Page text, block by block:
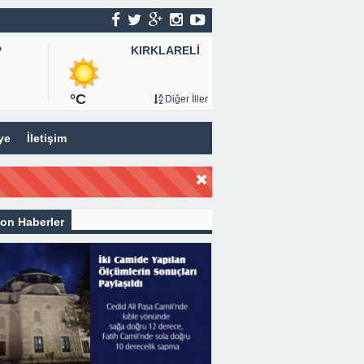
KIRKLARELİ
°C Diğer İller
İletişim
Haberler